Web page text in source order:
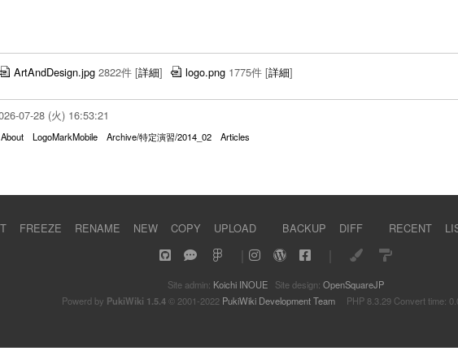
ArtAndDesign.jpg 2822件 [詳細] logo.png 1775件 [詳細]
07-28 (火) 16:53:21
About LogoMarkMobile Archive/特定演習/2014_02 Articles
FREEZE RENAME NEW COPY UPLOAD BACKUP DIFF RECENT
Site admin: Koichi INOUE Site design: OpenSquareJP
Powerd by PukiWiki 1.5.4© 2001-2022 PukiWiki Development TeamPHP 8.3.29 Convert time: